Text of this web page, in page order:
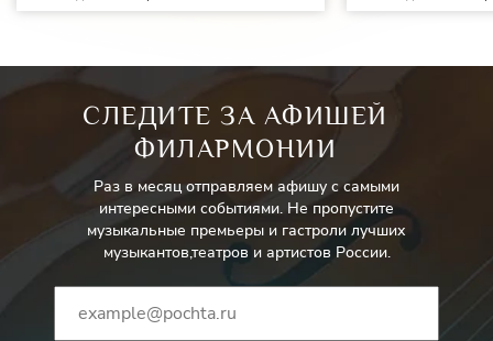
СЛЕДИТЕ ЗА АФИШЕЙ
ФИЛАРМОНИИ
Раз в месяц отправляем афишу с самыми
интересными событиями. Не пропустите
музыкальные премьеры и гастроли лучших
музыкантов,театров и артистов России.